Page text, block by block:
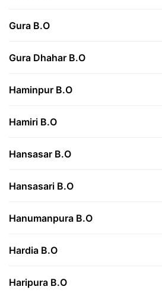
Gura B.O
Gura Dhahar B.O
Haminpur B.O
Hamiri B.O
Hansasar B.O
Hansasari B.O
Hanumanpura B.O
Hardia B.O
Haripura B.O